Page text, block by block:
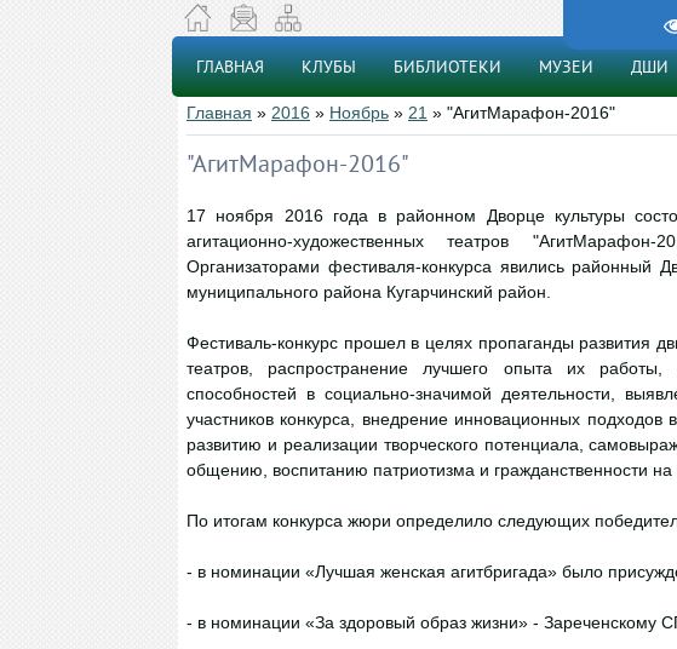
ГЛАВНАЯ КЛУБЫ БИБЛИОТЕКИ МУЗЕИ ДШИ
Главная » 2016 » Ноябрь » 21 » "АгитМарафон-2016"
"АгитМарафон-2016"
17 ноября 2016 года в районном Дворце культуры
агитационно-художественных театров
Организаторами фестиваля-конкурса явились районный
муниципального района Кугарчинский район.
Фестиваль-конкурс прошел в целях пропаганды развития
театров, распространение лучшего опыта их работы,
способностей в социально-значимой деятельности,
участников конкурса, внедрение инновационных
развитию и реализации творческого потенциала,
общению, воспитанию патриотизма и гражданственности на
По итогам конкурса жюри определило следующих
- в номинации «Лучшая женская агитбригада» было
- в номинации «За здоровый образ жизни» - Зареченскому